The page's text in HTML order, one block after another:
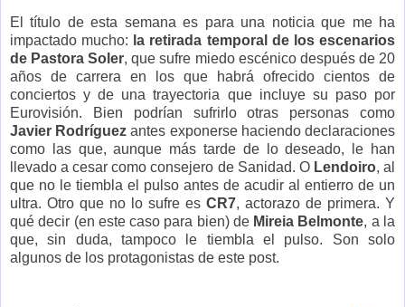
El título de esta semana es para una noticia que me ha
impactado mucho: la retirada temporal de los escenarios
de Pastora Soler, que sufre miedo escénico después de 20
años de carrera en los que habrá ofrecido cientos de
conciertos y de una trayectoria que incluye su paso por
Eurovisión. Bien podrían sufrirlo otras personas como
Javier Rodríguez antes exponerse haciendo declaraciones
como las que, aunque más tarde de lo deseado, le han
llevado a cesar como consejero de Sanidad. O Lendoiro, al
que no le tiembla el pulso antes de acudir al entierro de un
ultra. Otro que no lo sufre es CR7, actorazo de primera. Y
qué decir (en este caso para bien) de Mireia Belmonte, a la
que, sin duda, tampoco le tiembla el pulso. Son solo
algunos de los protagonistas de este post.